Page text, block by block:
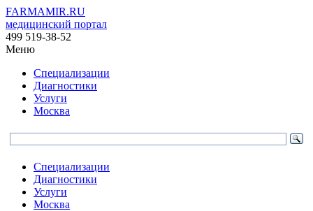
FARMAMIR.RU
медицинский портал
499 519-38-52
Меню
Специализации
Диагностики
Услуги
Москва
Специализации
Диагностики
Услуги
Москва